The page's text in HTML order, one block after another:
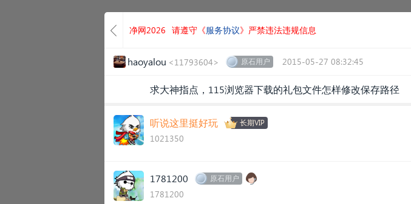
净网2026 请遵守《服务协议》严禁违法违规信息
haoyalou <11793604> 原石用户 2015-05-27 08:32:45
求大神指点，115浏览器下载的礼包文件怎样修改保存路径
听说这里挺好玩 长期VIP
1021350
1781200 原石用户
1781200